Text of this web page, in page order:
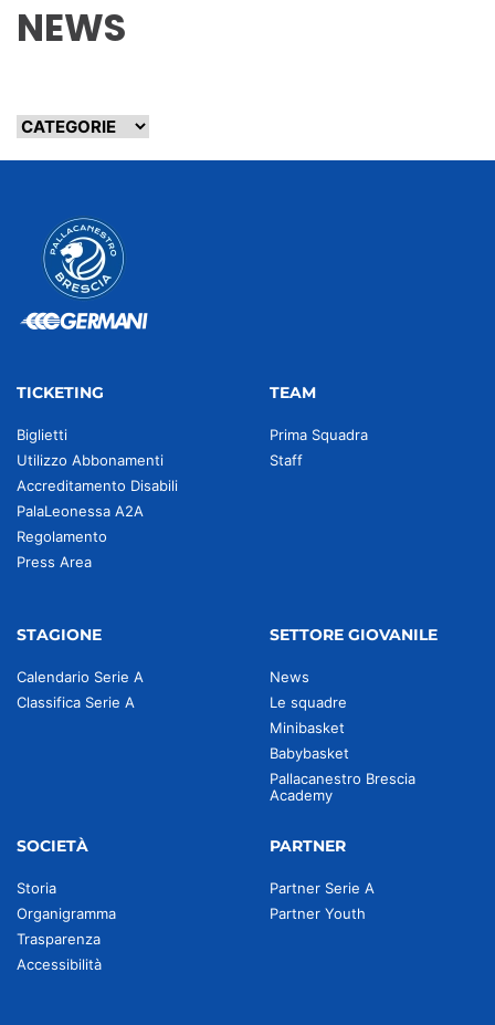
NEWS
TICKETING
Biglietti
Utilizzo Abbonamenti
Accreditamento Disabili
PalaLeonessa A2A
Regolamento
Press Area
TEAM
Prima Squadra
Staff
STAGIONE
Calendario Serie A
Classifica Serie A
SETTORE GIOVANILE
News
Le squadre
Minibasket
Babybasket
Pallacanestro Brescia
Academy
SOCIETÀ
Storia
Organigramma
Trasparenza
Accessibilità
PARTNER
Partner Serie A
Partner Youth